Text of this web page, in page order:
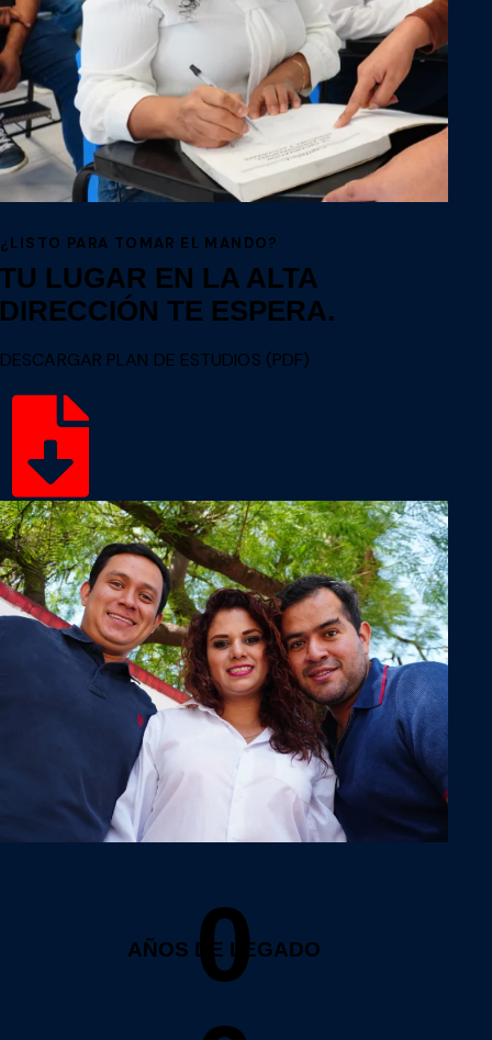
¿LISTO PARA TOMAR EL MANDO?
TU LUGAR EN LA ALTA
DIRECCIÓN TE ESPERA.
DESCARGAR PLAN DE ESTUDIOS (PDF)
0
AÑOS DE LEGADO